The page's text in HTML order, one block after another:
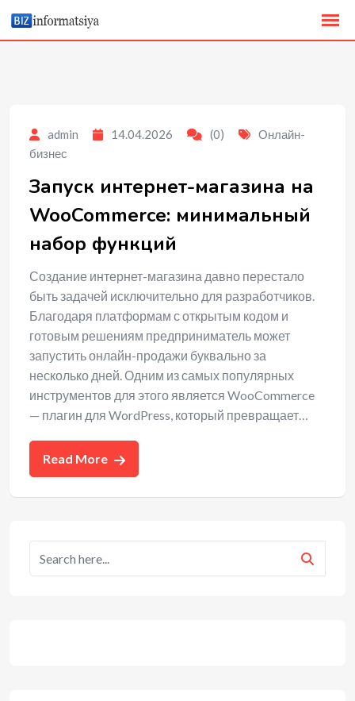
content
admin 14.04.2026 (0)
Онлайн-
бизнес
Запуск интернет-магазина на
WooCommerce: минимальный
набор функций
Создание интернет-магазина давно перестало
быть задачей исключительно для разработчиков.
Благодаря платформам с открытым кодом и
готовым решениям предприниматель может
запустить онлайн-продажи буквально за
несколько дней. Одним из самых популярных
инструментов для этого является WooCommerce
— плагин для WordPress, который превращает…
Read More